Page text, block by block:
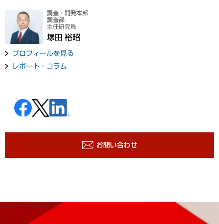
調査・開発本部
調査部
主任研究員
塚田 裕昭
プロフィールを見る
レポート・コラム
お問い合わせ